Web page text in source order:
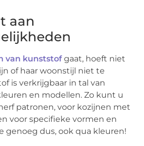
aan
van kunststofgaat, hoeft niet
of haar woonstijl niet te
is verkrijgbaar in tal van
en modellen. Zo kunt u
patronen, voor kozijnen met
voor specifieke vormen en
genoeg dus, ook qua kleuren!